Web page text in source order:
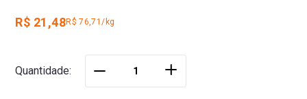
R$ 21,48R$ 76,71/kg
Quantidade ＋